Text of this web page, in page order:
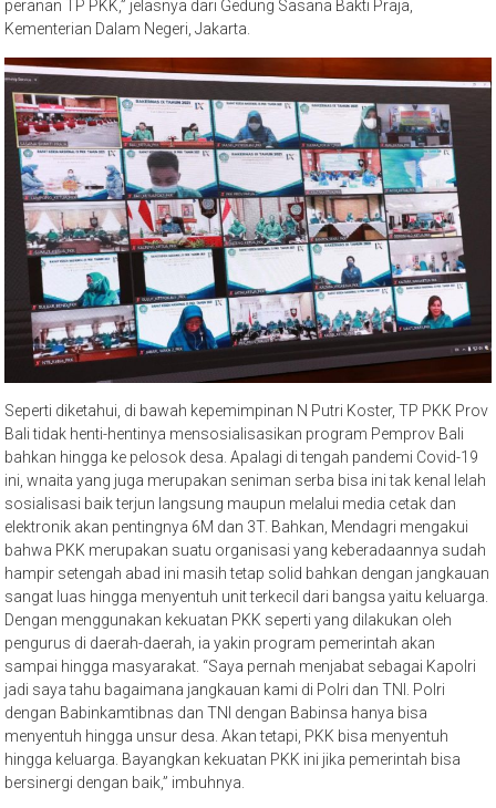
peranan TP PKK,” jelasnya dari Gedung Sasana Bakti Praja,
Kementerian Dalam Negeri, Jakarta.
Seperti diketahui, di bawah kepemimpinan N Putri Koster, TP PKK Prov
Bali tidak henti-hentinya mensosialisasikan program Pemprov Bali
bahkan hingga ke pelosok desa. Apalagi di tengah pandemi Covid-19
ini, wnaita yang juga merupakan seniman serba bisa ini tak kenal lelah
sosialisasi baik terjun langsung maupun melalui media cetak dan
elektronik akan pentingnya 6M dan 3T. Bahkan, Mendagri mengakui
bahwa PKK merupakan suatu organisasi yang keberadaannya sudah
hampir setengah abad ini masih tetap solid bahkan dengan jangkauan
sangat luas hingga menyentuh unit terkecil dari bangsa yaitu keluarga.
Dengan menggunakan kekuatan PKK seperti yang dilakukan oleh
pengurus di daerah-daerah, ia yakin program pemerintah akan
sampai hingga masyarakat. “Saya pernah menjabat sebagai Kapolri
jadi saya tahu bagaimana jangkauan kami di Polri dan TNI. Polri
dengan Babinkamtibnas dan TNI dengan Babinsa hanya bisa
menyentuh hingga unsur desa. Akan tetapi, PKK bisa menyentuh
hingga keluarga. Bayangkan kekuatan PKK ini jika pemerintah bisa
bersinergi dengan baik,” imbuhnya.